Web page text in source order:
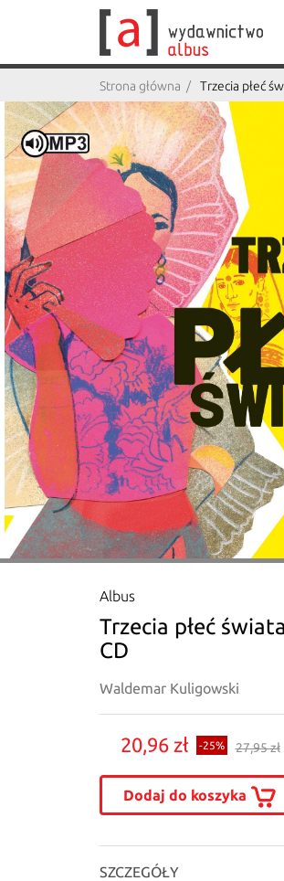
Strona główna Trzecia płeć
Albus
Trzecia płeć świata
CD
Waldemar Kuligowski
20,96 zł -25% 27,95 zł
Dodaj do koszyka
SZCZEGÓŁY